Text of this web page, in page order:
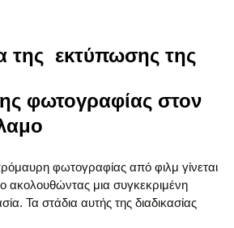
της εκτύπωσης της
φωτογραφίας στον
φωτογραφίας από φιλμ γίνεται
ακολουθώντας μια συγκεκριμένη
Τα στάδια αυτής της διαδικασίας